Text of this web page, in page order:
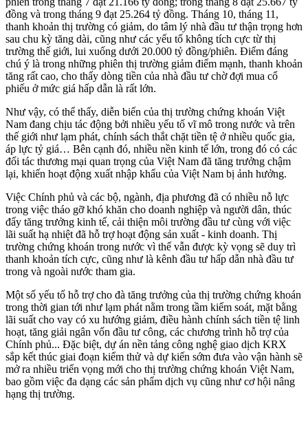
đồng và trong tháng 9 đạt 25.264 tỷ đồng. Tháng 10, tháng 11,
thanh khoản thị trường có giảm, do tâm lý nhà đầu tư thận trọng hơn
sau chu kỳ tăng dài, cũng như các yếu tố không tích cực từ thị
trường thế giới, lui xuống dưới 20.000 tỷ đồng/phiên. Điểm đáng
chú ý là trong những phiên thị trường giảm điểm mạnh, thanh khoản
tăng rất cao, cho thấy dòng tiền của nhà đầu tư chờ đợi mua cổ
phiếu ở mức giá hấp dẫn là rất lớn.
Như vậy, có thể thấy, diễn biến của thị trường chứng khoán Việt
Nam đang chịu tác động bởi nhiều yếu tố vĩ mô trong nước và trên
thế giới như lạm phát, chính sách thắt chặt tiền tệ ở nhiều quốc gia,
áp lực tỷ giá… Bên cạnh đó, nhiều nền kinh tế lớn, trong đó có các
đối tác thương mại quan trọng của Việt Nam đã tăng trưởng chậm
lại, khiến hoạt động xuất nhập khẩu của Việt Nam bị ảnh hưởng.
Việc Chính phủ và các bộ, ngành, địa phương đã có nhiều nỗ lực
trong việc tháo gỡ khó khăn cho doanh nghiệp và người dân, thúc
đẩy tăng trưởng kinh tế, cải thiện môi trường đầu tư cùng với việc
lãi suất hạ nhiệt đã hỗ trợ hoạt động sản xuất - kinh doanh. Thị
trường chứng khoán trong nước vì thế vẫn được kỳ vọng sẽ duy trì
thanh khoản tích cực, cũng như là kênh đầu tư hấp dẫn nhà đầu tư
trong và ngoài nước tham gia.
Một số yếu tố hỗ trợ cho đà tăng trưởng của thị trường chứng khoán
trong thời gian tới như lạm phát nằm trong tầm kiểm soát, mặt bằng
lãi suất cho vay có xu hướng giảm, điều hành chính sách tiền tệ linh
hoạt, tăng giải ngân vốn đầu tư công, các chương trình hỗ trợ của
Chính phủ... Đặc biệt, dự án nền tảng công nghệ giao dịch KRX
sắp kết thúc giai đoạn kiểm thử và dự kiến sớm đưa vào vận hành sẽ
mở ra nhiều triển vọng mới cho thị trường chứng khoán Việt Nam,
bao gồm việc đa dạng các sản phẩm dịch vụ cũng như cơ hội nâng
hạng thị trường.